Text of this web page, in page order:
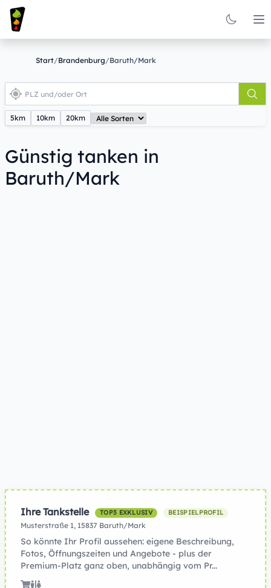
Start/Brandenburg/Baruth/Mark
5km 10km 20km
Günstig tanken in
Baruth/Mark
Ihre Tankstelle TOP3 EXKLUSIV BEISPIELPROFIL
Musterstraße 1, 15837 Baruth/Mark
So könnte Ihr Profil aussehen: eigene Beschreibung,
Fotos, Öffnungszeiten und Angebote - plus der
Premium-Platz ganz oben, unabhängig vom Pr...